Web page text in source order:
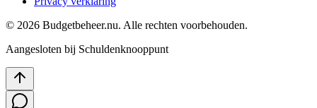
© 2026 Budgetbeheer.nu. Alle rechten voorbehouden.
Aangesloten bij Schuldenknooppunt